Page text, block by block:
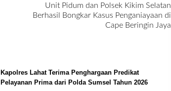
Unit Pidum dan Polsek Kikim Selatan
Berhasil Bongkar Kasus Penganiayaan di
Cape Beringin Jaya
Kapolres Lahat Terima Penghargaan Predikat
Pelayanan Prima dari Polda Sumsel Tahun 2026